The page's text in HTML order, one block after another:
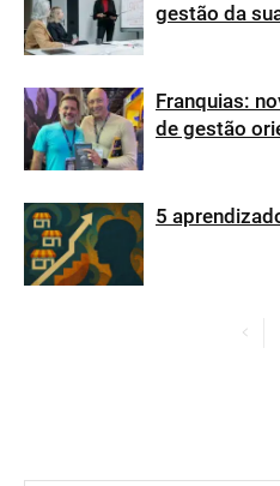
gestão da
Franquias:
de gestão
5